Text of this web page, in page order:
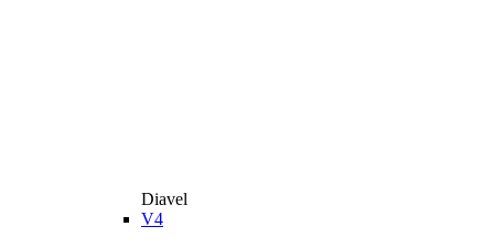
Diavel
V4